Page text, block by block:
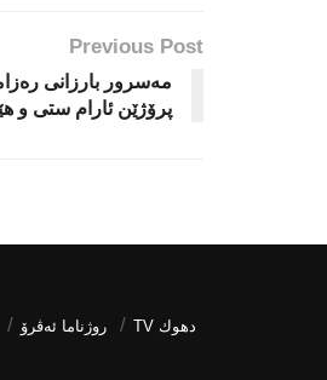
Previous Post
مه‌سرور بارزانى
پرۆژێن ئارام ستی و
دھوك TV روژناما ئەڤرۆ